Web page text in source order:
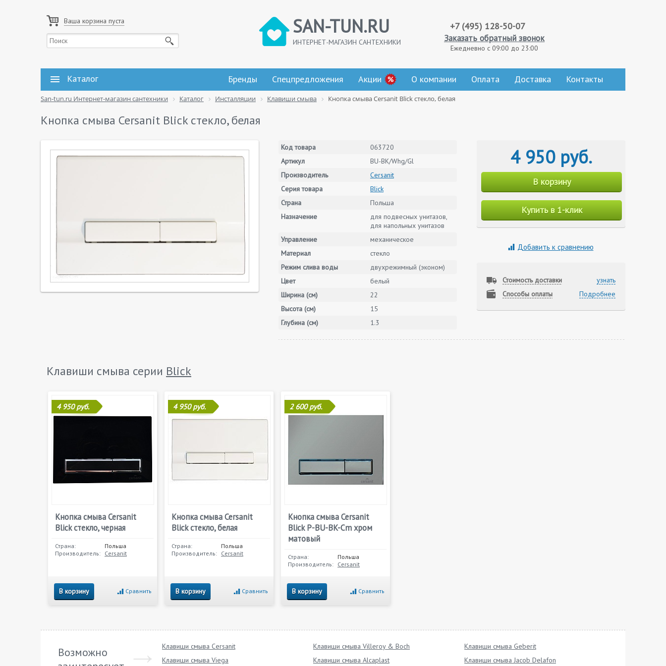
Ваша корзина пуста SAN-TUN.RU
ИНТЕРНЕТ-МАГАЗИН САНТЕХНИКИ
+7 (495) 128-50-07
Заказать обратный звонок
Ежедневно с 09:00 до 23:00
Каталог Бренды Спецпредложения Акции О компании Оплата Доставка Контакты
San-tun.ru Интернет-магазин сантехники Каталог Инсталляции Клавиши смыва Кнопка смыва Cersanit Blick стекло, белая
Кнопка смыва Cersanit Blick стекло, белая
Код товара
063720
Артикул
BU-BK/Whg/Gl
Производитель
Cersanit
Серия товара
Blick
Страна
Польша
Назначение
для подвесных унитазов,
для напольных унитазов
Управление
механическое
Материал
стекло
Режим слива воды
двухрежимный (эконом)
Цвет
белый
Ширина (см)
22
Высота (см)
15
Глубина (см)
1.3
4 950 руб.
В корзину
Купить в 1-клик
Добавить к сравнению
Стоимость доставки
узнать
Способы оплаты
Подробнее
Клавиши смыва серии Blick
4 950 руб.
Кнопка смыва Cersanit
Blick стекло, черная
Страна:
Польша
Производитель: Cersanit
В корзину Сравнить
4 950 руб.
Кнопка смыва Cersanit
Blick стекло, белая
Страна:
Польша
Производитель: Cersanit
В корзину Сравнить
2 600 руб.
Кнопка смыва Cersanit
Blick P-BU-BK-Cm хром
матовый
Страна:
Польша
Производитель: Cersanit
В корзину Сравнить
Возможно
Клавиши смыва Cersanit Клавиши смыва Villeroy & Boch
Клавиши смыва Geberit
Клавиши смыва Viega
Клавиши смыва Alcaplast Клавиши смыва Jacob Delafon